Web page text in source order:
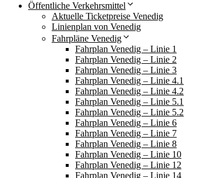
Öffentliche Verkehrsmittel
Aktuelle Ticketpreise Venedig
Linienplan von Venedig
Fahrpläne Venedig
Fahrplan Venedig – Linie 1
Fahrplan Venedig – Linie 2
Fahrplan Venedig – Linie 3
Fahrplan Venedig – Linie 4.1
Fahrplan Venedig – Linie 4.2
Fahrplan Venedig – Linie 5.1
Fahrplan Venedig – Linie 5.2
Fahrplan Venedig – Linie 6
Fahrplan Venedig – Linie 7
Fahrplan Venedig – Linie 8
Fahrplan Venedig – Linie 10
Fahrplan Venedig – Linie 12
Fahrplan Venedig – Linie 14